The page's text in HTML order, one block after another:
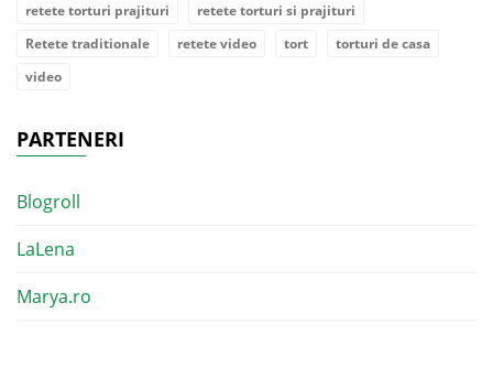
retete torturi prajituri
retete torturi si prajituri
Retete traditionale
retete video tort
torturi de casa
video
PARTENERI
Blogroll
LaLena
Marya.ro